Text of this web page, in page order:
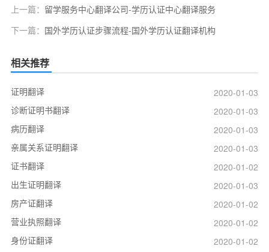
上一篇： 留学服务中心翻译公司-学历认证中心翻译服务
下一篇： 国外学历认证步骤流程-国外学历认证翻译机构
相关推荐
证明翻译
2020-01-03
诊断证明书翻译
2020-01-03
病历翻译
2020-01-03
亲属关系证明翻译
2020-01-03
证书翻译
2020-01-02
出生证明翻译
2020-01-03
房产证翻译
2020-01-02
营业执照翻译
2020-01-02
身份证翻译
2020-01-02